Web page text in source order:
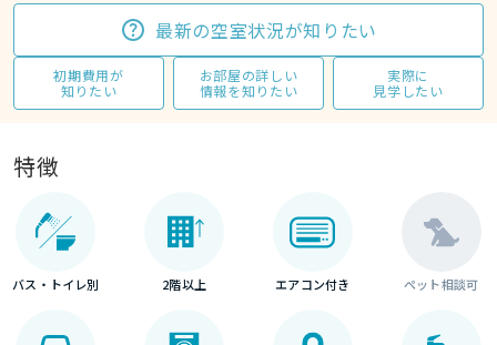
最新の空室状況が知りたい
初期費用が
知りたい
お部屋の詳しい
情報を知りたい
実際に
見学したい
特徴
バス・トイレ別 2階以上 エアコン付き ペット相談可